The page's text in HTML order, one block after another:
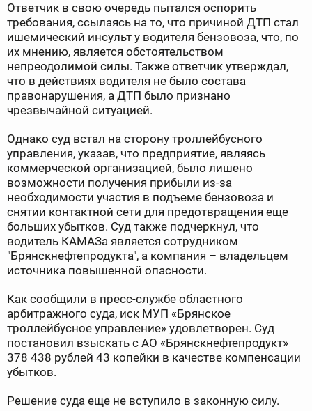
Ответчик в свою очередь пытался оспорить
требования, ссылаясь на то, что причиной ДТП стал
ишемический инсульт у водителя бензовоза, что, по
их мнению, является обстоятельством
непреодолимой силы. Также ответчик утверждал,
что в действиях водителя не было состава
правонарушения, а ДТП было признано
чрезвычайной ситуацией.
Однако суд встал на сторону троллейбусного
управления, указав, что предприятие, являясь
коммерческой организацией, было лишено
возможности получения прибыли из-за
необходимости участия в подъеме бензовоза и
снятии контактной сети для предотвращения еще
больших убытков. Суд также подчеркнул, что
водитель КАМАЗа является сотрудником
"Брянскнефтепродукта", а компания – владельцем
источника повышенной опасности.
Как сообщили в пресс-службе областного
арбитражного суда, иск МУП «Брянское
троллейбусное управление» удовлетворен. Суд
постановил взыскать с АО «Брянскнефтепродукт»
378 438 рублей 43 копейки в качестве компенсации
убытков.
Решение суда еще не вступило в законную силу.